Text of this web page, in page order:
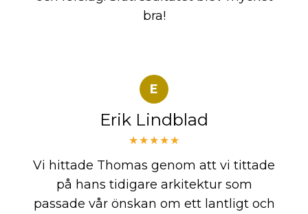
bra!
E
Erik Lindblad
★★★★★
Vi hittade Thomas genom att vi tittade
på hans tidigare arkitektur som
passade vår önskan om ett lantligt och